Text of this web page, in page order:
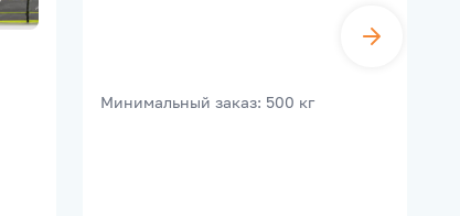
Минимальный заказ: 500 кг